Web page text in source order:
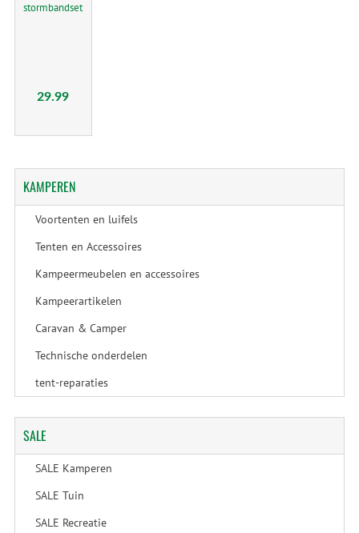
stormbandset
29.99
KAMPEREN
Voortenten en luifels
Tenten en Accessoires
Kampeermeubelen en accessoires
Kampeerartikelen
Caravan & Camper
Technische onderdelen
tent-reparaties
SALE
SALE Kamperen
SALE Tuin
SALE Recreatie